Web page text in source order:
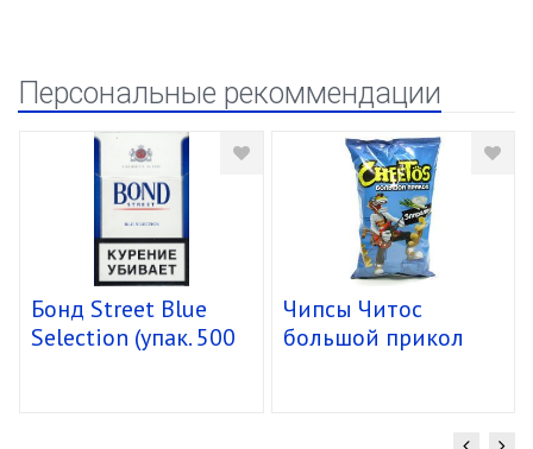
Персональные рекоммендации
Бонд Street Blue
Selection (упак. 500
Чипсы Читос
большой прикол